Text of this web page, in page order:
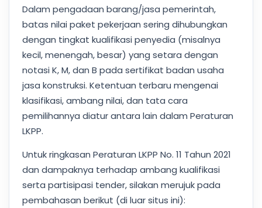
Dalam pengadaan barang/jasa pemerintah,
batas nilai paket pekerjaan sering dihubungkan
dengan tingkat kualifikasi penyedia (misalnya
kecil, menengah, besar) yang setara dengan
notasi K, M, dan B pada sertifikat badan usaha
jasa konstruksi. Ketentuan terbaru mengenai
klasifikasi, ambang nilai, dan tata cara
pemilihannya diatur antara lain dalam Peraturan
LKPP.
Untuk ringkasan Peraturan LKPP No. 11 Tahun 2021
dan dampaknya terhadap ambang kualifikasi
serta partisipasi tender, silakan merujuk pada
pembahasan berikut (di luar situs ini):